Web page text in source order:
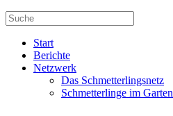
Start
Berichte
Netzwerk
Das Schmetterlingsnetz
Schmetterlinge im Garten